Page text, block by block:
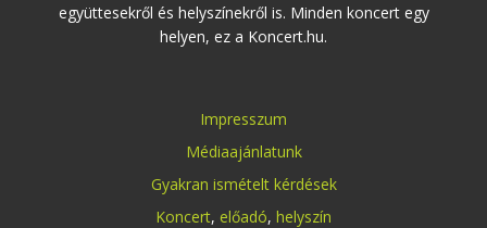
együttesekről és helyszínekről is. Minden koncert egy
helyen, ez a Koncert.hu.
Impresszum
Médiaajánlatunk
Gyakran ismételt kérdések
Koncert, előadó, helyszín